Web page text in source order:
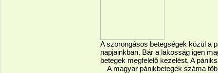
A szorongásos betegségek közül a
napjainkban. Bár a lakosság igen
betegek megfelelõ kezelést. A
A magyar pánikbetegek száma